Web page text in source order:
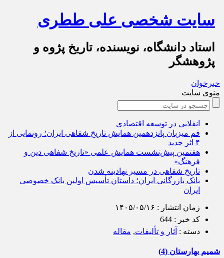
سایت شخصی علی ططری
استاد دانشگاه، نویسنده، تاریخ پژوه و
پژوهشگر
خبرخوان
منوی سایت
انقلابی در توسعه اقتصادی
قم میزبان پانزدهمین همایش تاریخ شفاهی ایران؛ رونمایی از
۴ اثر جدید
هفتمین پیش‌نشست همایش علمی «تاریخ شفاهی دین و
فرهنگ»
تاریخ شفاهی در مسیر نهادینه شدن
بانک بازرگانی ایران؛ داستان تأسیس اولین بانک خصوصی
ایران
زمان انتشار : ۱۴۰۵/۰۵/۱۶
کد خبر : 644
دسته : آثار و تألیفات, مقاله
شمیم بهارستان (4)